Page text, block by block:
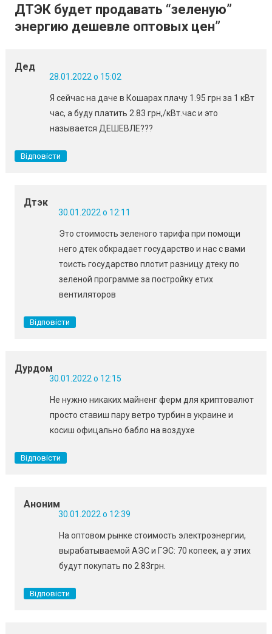
ДТЭК будет продавать “зеленую”
энергию дешевле оптовых цен”
Дед
28.01.2022 о 15:02
Я сейчас на даче в Кошарах плачу 1.95 грн за 1 кВт
час, а буду платить 2.83 грн,/кВт.час и это
называется ДЕШЕВЛЕ???
Відповісти
Дтэк
30.01.2022 о 12:11
Это стоимость зеленого тарифа при помощи
него дтек обкрадает государство и нас с вами
тоисть государство плотит разницу дтеку по
зеленой программе за постройку етих
вентиляторов
Відповісти
Дурдом
30.01.2022 о 12:15
Не нужно никаких майненг ферм для криптовалют
просто ставиш пару ветро турбин в украине и
косиш офицально бабло на воздухе
Відповісти
Аноним
30.01.2022 о 12:39
На оптовом рынке стоимость электроэнергии,
вырабатываемой АЭС и ГЭС: 70 копеек, а у этих
будут покупать по 2.83грн.
Відповісти